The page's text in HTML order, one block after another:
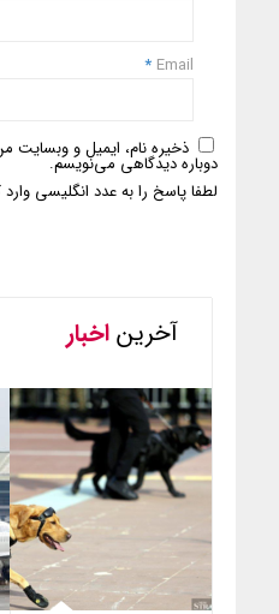
Email
*
ذخیره نام، ایمیل و وبسایت
دوباره دیدگاهی می‌نویسم.
لطفا پاسخ را به عدد انگلیسی وارد
آخریناخبار